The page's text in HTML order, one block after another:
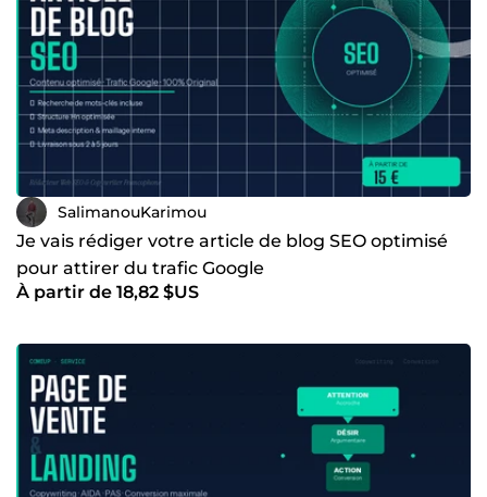
SalimanouKarimou
Je vais rédiger votre article de blog SEO optimisé
pour attirer du trafic Google
À partir de 18,82 $US